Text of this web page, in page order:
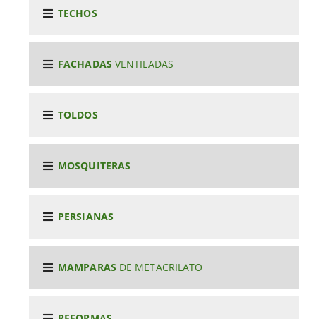
TECHOS
FACHADAS VENTILADAS
TOLDOS
MOSQUITERAS
PERSIANAS
MAMPARAS DE METACRILATO